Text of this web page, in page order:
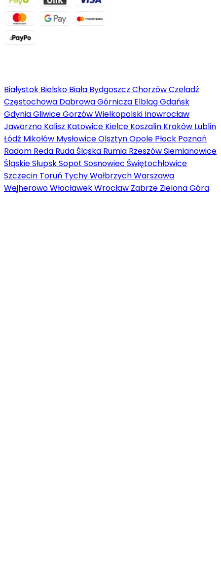
Białystok Bielsko Biała Bydgoszcz ChorzówCzeladź
Częstochowa Dąbrowa Górnicza ElblągGdańsk
GdyniaGliwiceGorzów Wielkopolski Inowrocław
Jaworzno Kalisz Katowice Kielce Koszalin Kraków Lublin
Łódź Mikołów MysłowiceOlsztynOpole Płock Poznań
Radom Reda Ruda Śląska Rumia RzeszówSiemianowice
ŚląskieSłupskSopot Sosnowiec Świętochłowice
Szczecin Toruń TychyWałbrzychWarszawa
WejherowoWłocławekWrocław Zabrze Zielona Góra